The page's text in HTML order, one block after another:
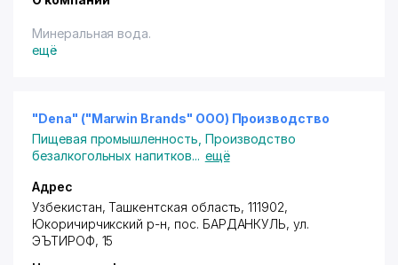
Минеральная вода.
ещё
"Dena" ("Marwin Brands" ООО) Производство
Пищевая промышленность Производство
безалкогольных напитков... ещё
Адрес
Узбекистан, Ташкентская область, 111902,
Юкоричирчикский р-н, пос. БАРДАНКУЛЬ, ул.
ЭЪТИРОФ, 15